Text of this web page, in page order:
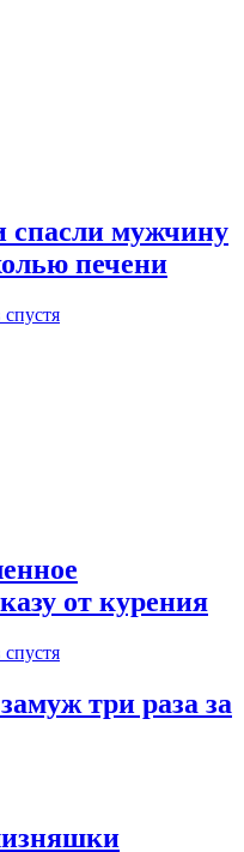
спасли мужчину
печени
спустя
от курения
спустя
три раза за